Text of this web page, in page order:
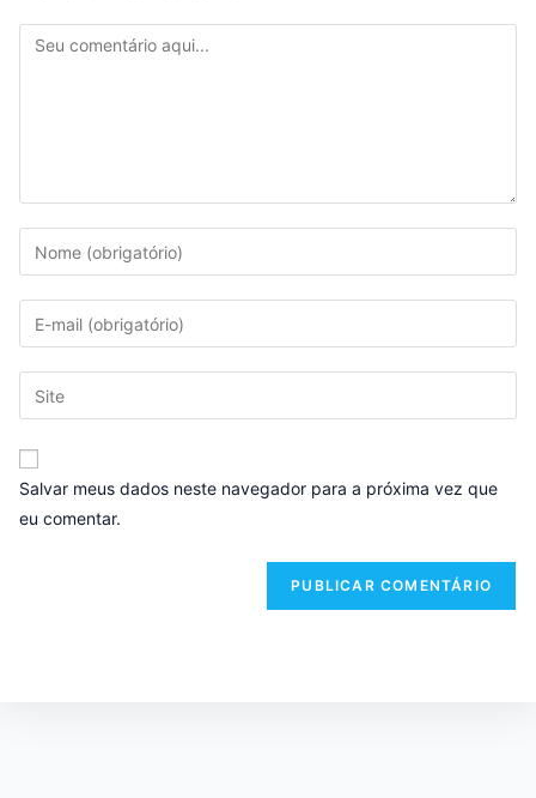
Salvar meus dados neste navegador para a próxima vez que
eu comentar.